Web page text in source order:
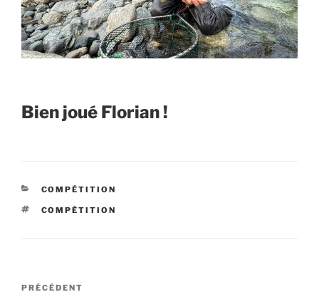
Bien joué Florian !
CATÉGORIES
COMPÉTITION
ÉTIQUETTES
COMPÉTITION
Navigation
Article
PRÉCÉDENT